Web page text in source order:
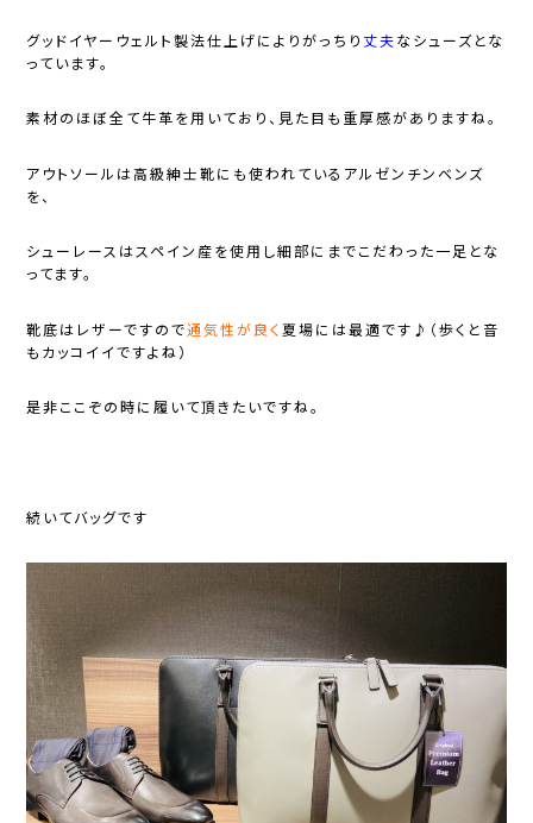
グッドイヤーウェルト製法仕上げによりがっちり 丈夫 なシューズとな
っています。
素材のほぼ全て牛革を用いており、見た目も重厚感がありますね。
アウトソールは高級紳士靴にも使われているアルゼンチンベンズ
を、
シューレースはスペイン産を使用し細部にまでこだわった一足とな
ってます。
靴底はレザーですので通気性が良く夏場には最適です♪（歩くと音
もカッコイイですよね）
是非ここぞの時に履いて頂きたいですね。
続いてバッグです